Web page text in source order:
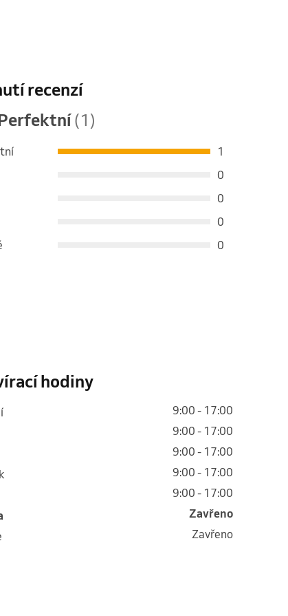
recenzí
(1)
1
0
0
0
0
hodiny
9:00 - 17:00
9:00 - 17:00
9:00 - 17:00
9:00 - 17:00
9:00 - 17:00
Zavřeno
Zavřeno